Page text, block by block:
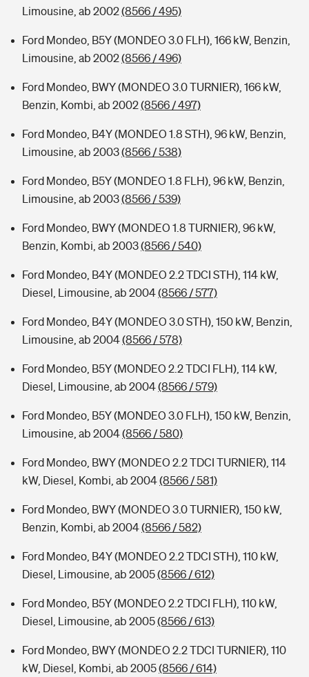
Limousine, ab 2002(8566 / 495)
Ford Mondeo, B5Y (MONDEO 3.0 FLH), 166 kW, Benzin,
Limousine, ab 2002(8566 / 496)
Ford Mondeo, BWY (MONDEO 3.0 TURNIER), 166 kW,
Benzin, Kombi, ab 2002(8566 / 497)
Ford Mondeo, B4Y (MONDEO 1.8 STH), 96 kW, Benzin,
Limousine, ab 2003(8566 / 538)
Ford Mondeo, B5Y (MONDEO 1.8 FLH), 96 kW, Benzin,
Limousine, ab 2003(8566 / 539)
Ford Mondeo, BWY (MONDEO 1.8 TURNIER), 96 kW,
Benzin, Kombi, ab 2003(8566 / 540)
Ford Mondeo, B4Y (MONDEO 2.2 TDCI STH), 114 kW,
Diesel, Limousine, ab 2004(8566 / 577)
Ford Mondeo, B4Y (MONDEO 3.0 STH), 150 kW, Benzin,
Limousine, ab 2004(8566 / 578)
Ford Mondeo, B5Y (MONDEO 2.2 TDCI FLH), 114 kW,
Diesel, Limousine, ab 2004(8566 / 579)
Ford Mondeo, B5Y (MONDEO 3.0 FLH), 150 kW, Benzin,
Limousine, ab 2004(8566 / 580)
Ford Mondeo, BWY (MONDEO 2.2 TDCI TURNIER), 114
kW, Diesel, Kombi, ab 2004(8566 / 581)
Ford Mondeo, BWY (MONDEO 3.0 TURNIER), 150 kW,
Benzin, Kombi, ab 2004(8566 / 582)
Ford Mondeo, B4Y (MONDEO 2.2 TDCI STH), 110 kW,
Diesel, Limousine, ab 2005(8566 / 612)
Ford Mondeo, B5Y (MONDEO 2.2 TDCI FLH), 110 kW,
Diesel, Limousine, ab 2005(8566 / 613)
Ford Mondeo, BWY (MONDEO 2.2 TDCI TURNIER), 110
kW, Diesel, Kombi, ab 2005(8566 / 614)